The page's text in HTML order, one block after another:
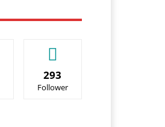
293
Follower